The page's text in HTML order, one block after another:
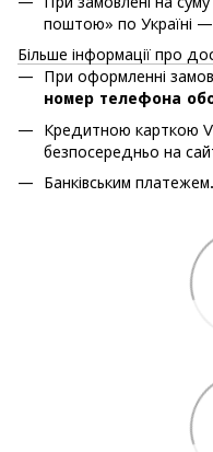
поштою» по Україні —
Більше інформації про
При оформленні
номер телефона
Кредитною карткою
безпосередньо на
Банківським платежем.